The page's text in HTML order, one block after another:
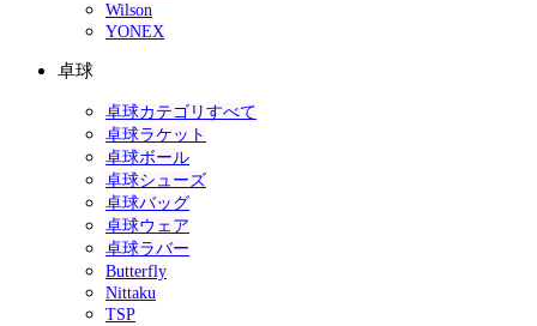
Wilson
YONEX
卓球
卓球カテゴリすべて
卓球ラケット
卓球ボール
卓球シューズ
卓球バッグ
卓球ウェア
卓球ラバー
Butterfly
Nittaku
TSP